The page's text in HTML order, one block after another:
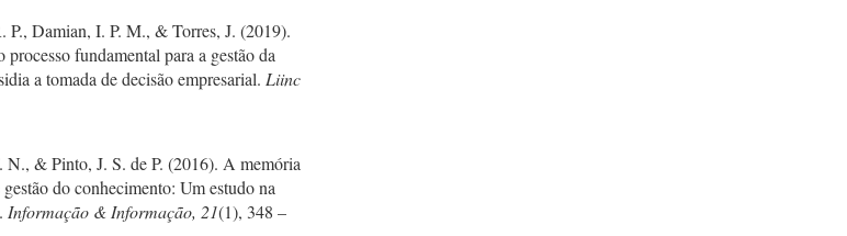
P., Damian, I. P. M., & Torres, J. (2019).
fundamental para a gestão da
a tomada de decisão empresarial.Liinc
& Pinto, J. S. de P. (2016). A memória
do conhecimento: Um estudo na
Informação & Informação, 21(1), 348 –